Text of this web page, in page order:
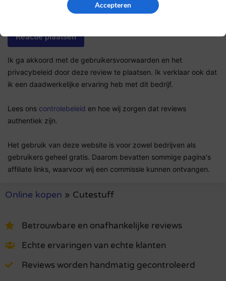
Ik ga akkoord met de gebruikersvoorwaarden en het
privacybeleid door deze review te plaatsen. Ik verklaar ook dat
ik een daadwerkelijke ervaring heb met dit bedrijf.
Lees ons controlebeleid en hoe wij zorgen dat reviews
authentiek zijn.
Het gebruik van deze website is voor zowel bedrijven als
gebruikers geheel gratis. Daarom bevatten sommige pagina's
affiliate links, waarvoor wij een commissie kunnen ontvangen.
Online kopen » Cutestuff
Betrouwbare en onafhankelijke reviews
Echte ervaringen van echte klanten
Reviews worden handmatig gecontroleerd
Accepteren